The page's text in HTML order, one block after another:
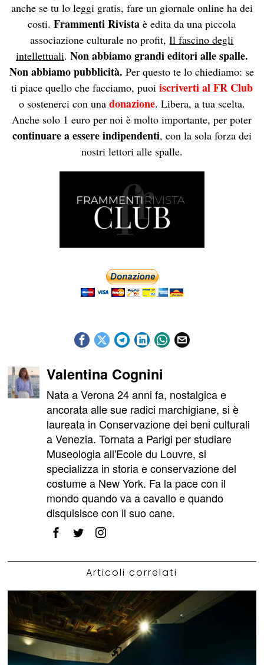
anche se tu lo leggi gratis, fare un giornale online ha dei
costi.Frammenti Rivistaè edita da una piccola
associazione culturale no profit,Il fascino degli
intellettuali. Non abbiamo grandi editori alle spalle.
Non abbiamo pubblicità. Per questo te lo chiediamo: se
ti piace quello che facciamo, puoi iscriverti al FR Club
o sostenerci con una donazione. Libera, a tua scelta.
Anche solo 1 euro per noi è molto importante, per poter
continuare a essere indipendenti, con la sola forza dei
nostri lettori alle spalle.
Valentina Cognini
Nata a Verona 24 anni fa, nostalgica e
ancorata alle sue radici marchigiane, si è
laureata in Conservazione dei beni culturali
a Venezia. Tornata a Parigi per studiare
Museologia all'Ecole du Louvre, si
specializza in storia e conservazione del
costume a New York. Fa la pace con il
mondo quando va a cavallo e quando
disquisisce con il suo cane.
Articoli correlati